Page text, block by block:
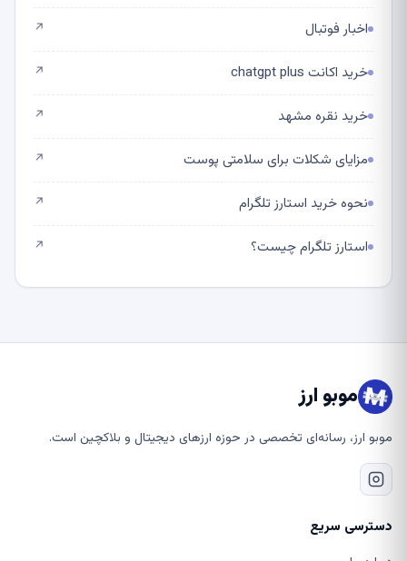
اخبار فوتبال ↗
خرید اکانت chatgpt plus ↗
خرید نقره مشهد ↗
مزایای شکلات برای سلامتی پوست ↗
نحوه خرید استارز تلگرام ↗
استارز تلگرام چیست؟ ↗
موبو ارز
موبو ارز، رسانه‌ای تخصصی در حوزه ارزهای دیجیتال و بلاکچین است.
دسترسی سریع